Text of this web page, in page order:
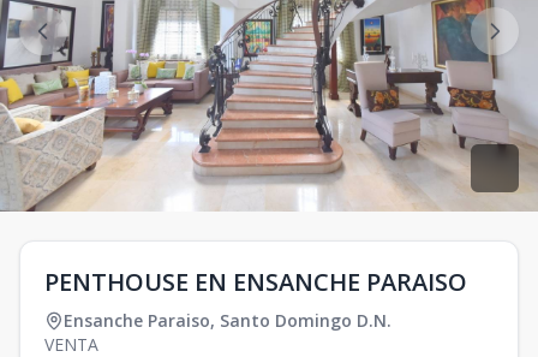
PENTHOUSE EN ENSANCHE PARAISO
Ensanche Paraiso, Santo Domingo D.N.
VENTA